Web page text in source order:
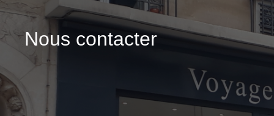
Nous contacter